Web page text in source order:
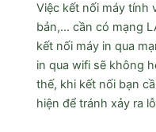
Việc kết nối máy tính
bản,… cần có mạng
kết nối máy in qua
in qua wifi sẽ không
thế, khi kết nối bạn
hiện để tránh xảy ra